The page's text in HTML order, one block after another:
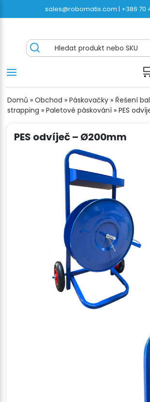
na
sales@robomatis.com | +386 70
ROBOMATIS®
Battery Strapping Tools and
Delivered Fast and Free
Hledat produkt nebo SKU
Domů » Obchod » Páskovačky » Řešení
strapping » Paletové páskování » PES
PES odvíječ – Ø200mm